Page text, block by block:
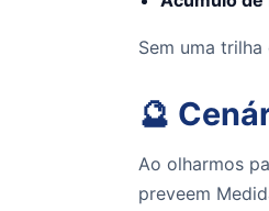
Sem uma
🔮
Ao olharmos
preveem